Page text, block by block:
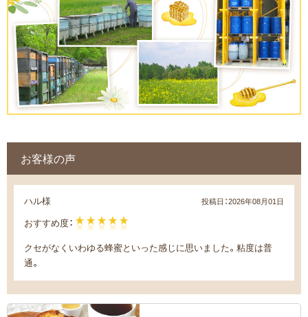
お客様の声
ハル様 投稿日：2026年08月01日
おすすめ度：
クセがなくいわゆる蜂蜜といった感じに思いました。粘度は普
通。